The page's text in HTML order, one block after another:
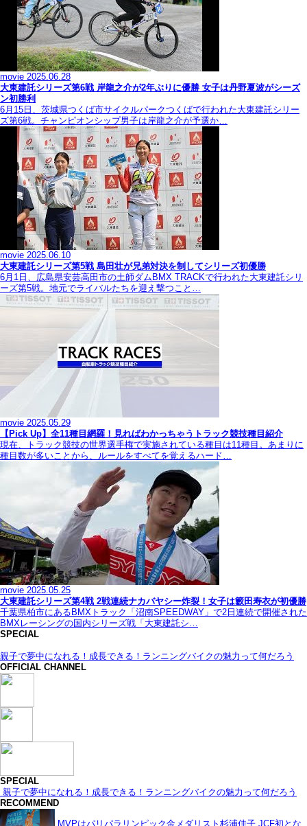
movie 2025.06.28
大東建託シリーズ第6戦 岸龍之介が2年ぶりに優勝 女子は丹野夏波がシーズ
ン初勝利
6月15日、茨城県つくば市サイクルパークつくばで行われた大東建託シリー
ズ第6戦。チャンピオンシップ男子は岸龍之介が予選か…
movie 2025.06.10
大東建託シリーズ第5戦 島田壮が兄弟対決を制してシリーズ初優勝
6月1日、広島県安芸高田市の土師ダムBMX TRACKで行われた大東建託シリ
ーズ第5戦。地元でライバルたちを迎え撃つこと…
movie 2025.05.29
【Pick Up】全11種目網羅！見ればわかっちゃうトラック競技種目紹介
現在、トラック競技の世界選手権で実施されている種目は11種目。あまりに
種目数が多いことから、ルールをすべてを覚えるハード…
movie 2025.05.25
大東建託シリーズ第4戦 2戦連続ナカバヤシー炸裂！女子は籔田寿衣が初優勝
千葉県柏市にあるBMXトラック「沼南SPEEDWAY」で2日連続で開催された
BMXレーシングの国内シリーズ戦「大東建託シ…
SPECIAL
親子で夢中になれる！成長できる！ランニングバイクの魅力って何だろう
OFFICIAL CHANNEL
SPECIAL
親子で夢中になれる！成長できる！ランニングバイクの魅力って何だろう
RECOMMEND
MVPはパリパラリンピック金メダリスト杉浦佳子 JCF初とな